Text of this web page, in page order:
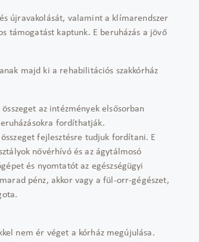
újravakolását, valamint a klímarendszer
támogatást kaptunk. E beruházás a jövő
majd ki a rehabilitációs szakkórház
az intézmények elsősorban
fordíthatják.
fejlesztésre tudjuk fordítani. E
nővérhívó és az ágytálmosó
és nyomtatót az egészségügyi
pénz, akkor vagy a fül-orr-gégészet,
nem ér véget a kórház megújulása.